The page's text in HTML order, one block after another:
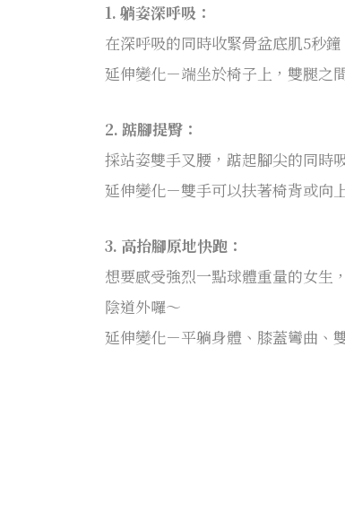
1. 躺姿深呼吸：
在深呼吸的同時收緊骨盆底肌5秒
延伸變化－端坐於椅子上，雙腿之
2. 踮腳提臀：
採站姿雙手叉腰，踮起腳尖的同時
延伸變化－雙手可以扶著椅背或向
3. 高抬腳原地快跑：
想要感受強烈一點球體重量的女生
陰道外囉～
延伸變化－平躺身體、膝蓋彎曲、